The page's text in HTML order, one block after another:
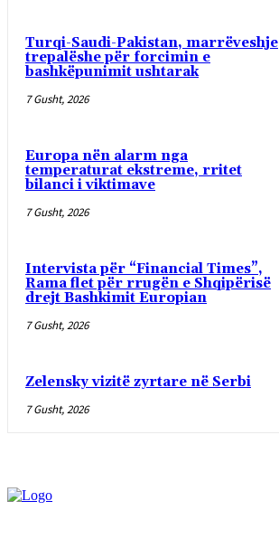
Turqi-Saudi-Pakistan, marrëveshje
trepalëshe për forcimin e
bashkëpunimit ushtarak
7 Gusht, 2026
Europa nën alarm nga
temperaturat ekstreme, rritet
bilanci i viktimave
7 Gusht, 2026
Intervista për “Financial Times”,
Rama flet për rrugën e Shqipërisë
drejt Bashkimit Europian
7 Gusht, 2026
Zelensky vizitë zyrtare në Serbi
7 Gusht, 2026